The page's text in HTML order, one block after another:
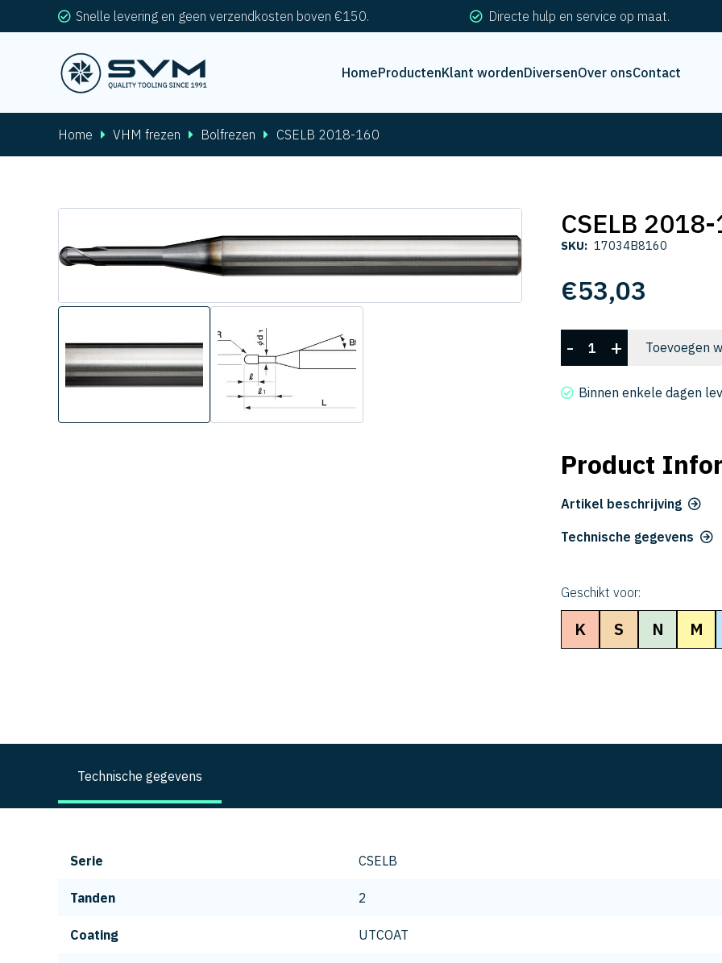
Snelle levering en geen verzendkosten boven €150. Directe hulp en service op maat.
HomeProductenKlant wordenDiversenOver onsContact
Home VHM frezen Bolfrezen CSELB 2018-160
CSELB
SKU: 17034B8160
€53,03
CSELB
2018-
160
- + Toevoegen
Binnen enkele dagen
Product
Artikel beschrijving
Technische gegevens
Geschikt voor:
K S N M
Technische gegevens
Serie CSELB
Tanden 2
Coating UTCOAT